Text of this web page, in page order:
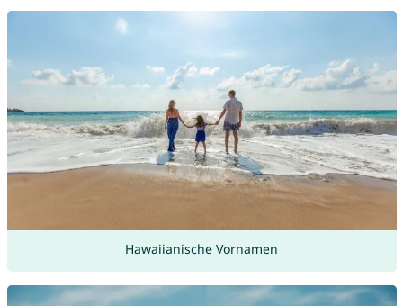
Hawaiianische Vornamen